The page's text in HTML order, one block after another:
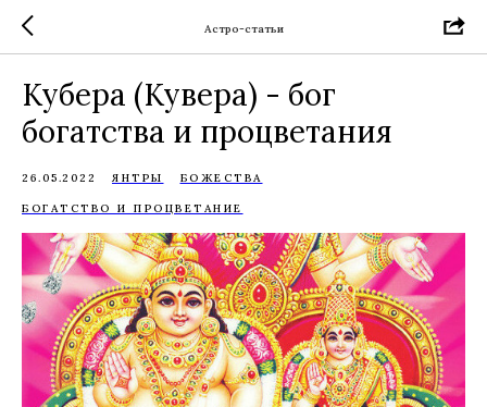
Астро-статьи
Кубера (Кувера) - бог
богатства и процветания
26.05.2022 ЯНТРЫ БОЖЕСТВА
БОГАТСТВО И ПРОЦВЕТАНИЕ